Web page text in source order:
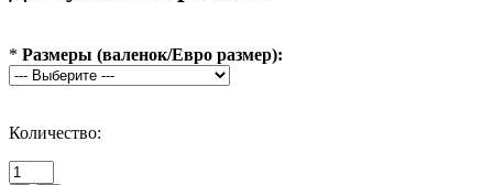
* Размеры (валенок/Евро размер):
Количество: